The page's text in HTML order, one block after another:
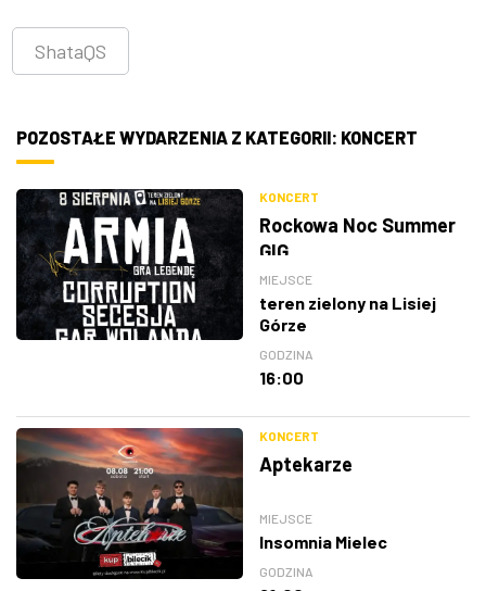
ShataQS
POZOSTAŁE WYDARZENIA Z KATEGORII: KONCERT
KONCERT
Rockowa Noc Summer
GIG
MIEJSCE
teren zielony na Lisiej
Górze
GODZINA
16:00
KONCERT
Aptekarze
MIEJSCE
Insomnia Mielec
GODZINA